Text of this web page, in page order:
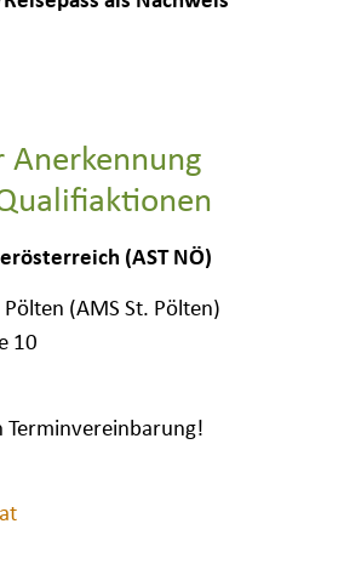
Anerkennung
(AST NÖ)
(AMS St. Pölten)
10
Terminvereinbarung!